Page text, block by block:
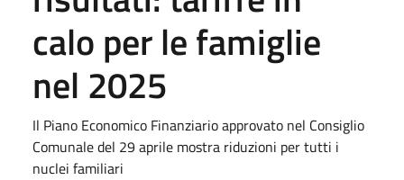
calo per le famiglie
nel 2025
Il Piano Economico Finanziario approvato nel Consiglio
Comunale del 29 aprile mostra riduzioni per tutti i
nuclei familiari